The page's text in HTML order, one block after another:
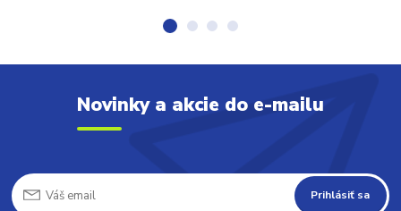
Novinky a akcie do e-mailu
Prihlásiť sa